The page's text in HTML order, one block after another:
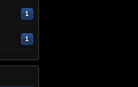
1
1